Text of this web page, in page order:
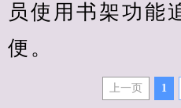
员使用书架功能
便。
上一页 1